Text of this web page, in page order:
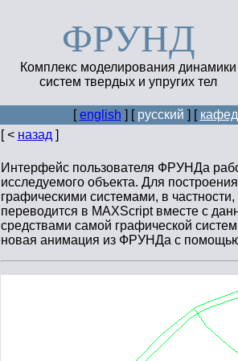
ФРУНД
Комплекс моделирования динамики
систем твердых и упругих тел
[english ] [ русский ] [
[ < назад ]
Интерфейс пользователя ФРУНДа
исследуемого объекта. Для
графическими системами, в
переводится в MAXScript вместе с
средствами самой графической
новая анимация из ФРУНДа с